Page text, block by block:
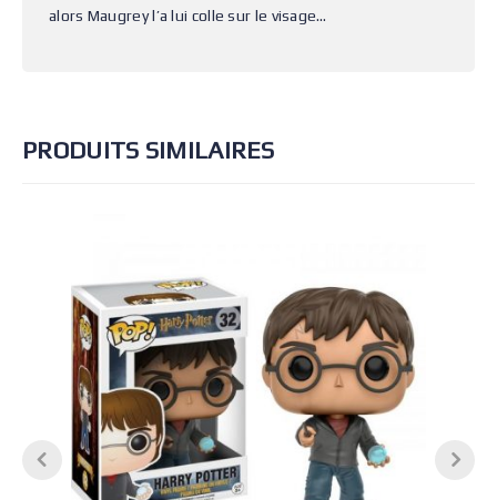
alors Maugrey l’a lui colle sur le visage…
PRODUITS SIMILAIRES